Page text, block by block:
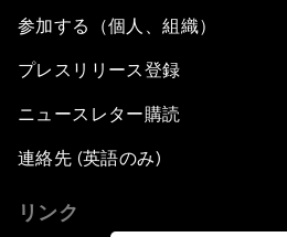
参加する（個人、組織）
プレスリリース登録
ニュースレター購読
連絡先 (英語のみ)
リンク